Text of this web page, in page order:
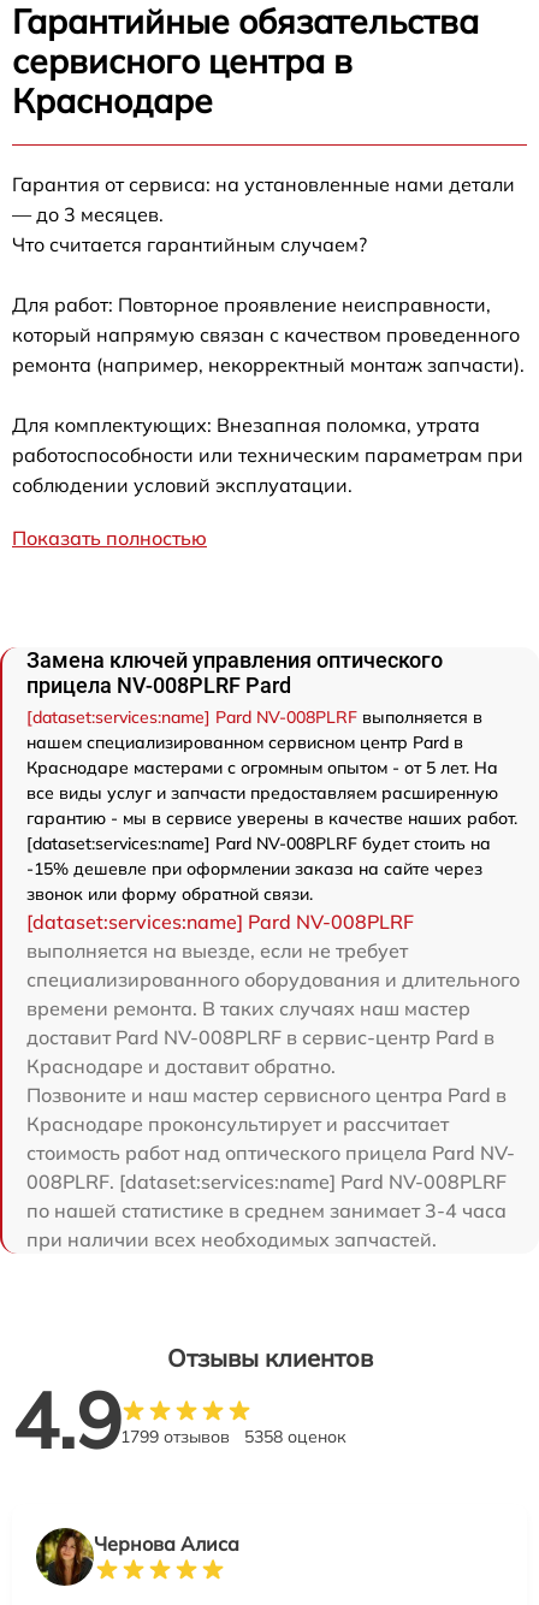
Гарантийные обязательства
сервисного центра в
Краснодаре
Гарантия от сервиса: на установленные нами детали
— до 3 месяцев.
Что считается гарантийным случаем?
Для работ: Повторное проявление неисправности,
который напрямую связан с качеством проведенного
ремонта (например, некорректный монтаж запчасти).
Для комплектующих: Внезапная поломка, утрата
работоспособности или техническим параметрам при
соблюдении условий эксплуатации.
Показать полностью
Замена ключей управления оптического
прицела NV-008PLRF Pard
[dataset:services:name] Pard NV-008PLRF выполняется в
нашем специализированном сервисном центр Pard в
Краснодаре мастерами с огромным опытом - от 5 лет. На
все виды услуг и запчасти предоставляем расширенную
гарантию - мы в сервисе уверены в качестве наших работ.
[dataset:services:name] Pard NV-008PLRF будет стоить на
-15% дешевле при оформлении заказа на сайте через
звонок или форму обратной связи.
[dataset:services:name] Pard NV-008PLRF
выполняется на выезде, если не требует
специализированного оборудования и длительного
времени ремонта. В таких случаях наш мастер
доставит Pard NV-008PLRF в сервис-центр Pard в
Краснодаре и доставит обратно.
Позвоните и наш мастер сервисного центра Pard в
Краснодаре проконсультирует и рассчитает
стоимость работ над оптического прицела Pard NV-
008PLRF. [dataset:services:name] Pard NV-008PLRF
по нашей статистике в среднем занимает 3-4 часа
при наличии всех необходимых запчастей.
Отзывы клиентов
4.91799 отзывов 5358 оценок
Чернова Алиса